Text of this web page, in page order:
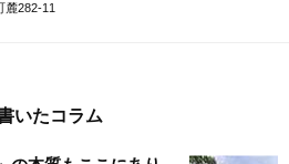
麓282-11
いたコラム